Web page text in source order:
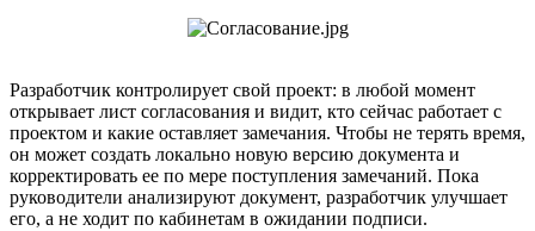
Разработчик контролирует свой проект: в любой момент
открывает лист согласования и видит, кто сейчас работает с
проектом и какие оставляет замечания. Чтобы не терять время,
он может создать локально новую версию документа и
корректировать ее по мере поступления замечаний. Пока
руководители анализируют документ, разработчик улучшает
его, а не ходит по кабинетам в ожидании подписи.